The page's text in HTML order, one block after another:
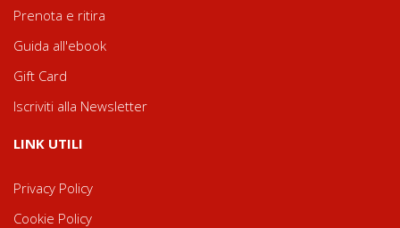
Prenota e ritira
Guida all'ebook
Gift Card
Iscriviti alla Newsletter
LINK UTILI
Privacy Policy
Cookie Policy